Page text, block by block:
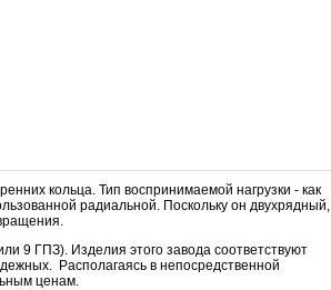
кольца. Тип воспринимаемой нагрузки - как
радиальной. Поскольку он двухрядный,
9 ГПЗ). Изделия этого завода соответствуют
Располагаясь в непосредственной
ценам.